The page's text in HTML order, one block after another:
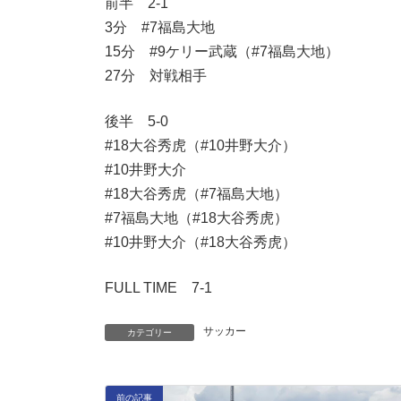
3分 #7福島大地
15分 #9ケリー武蔵（#7福島大地）
27分 対戦相手
後半 5-0
#18大谷秀虎（#10井野大介）
#10井野大介
#18大谷秀虎（#7福島大地）
#7福島大地（#18大谷秀虎）
#10井野大介（#18大谷秀虎）
FULL TIME 7-1
カテゴリー サッカー
前の記事